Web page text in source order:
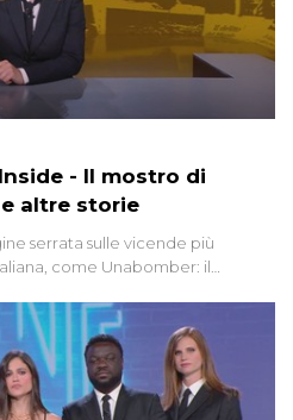
- Il mostro di
altre storie
serrata sulle vicende più
come Unabomber: il
potrebbe essere ancora in
le zone d'ombra sul Mostro di
ancora oggi avvolte in un
Nel corso dello speciale anche
realizzata ne...